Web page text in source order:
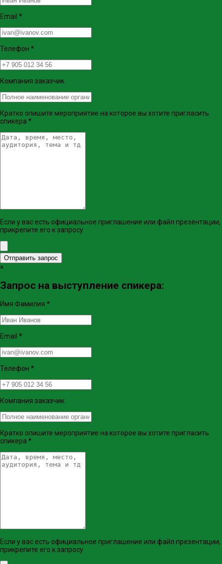
Email *
Телефон *
Компания заказчик
Кратко опишите мероприятие на которое вы хотите пригласить
спикера *
Если у вас есть официальное приглашение или файл презентации,
прикрепите его к запросу
Отправить запрос
×
Запрос на выступление спикера:
Имя Фамилия *
Email *
Телефон *
Компания заказчик
Кратко опишите мероприятие на которое вы хотите пригласить
спикера *
Если у вас есть официальное приглашение или файл презентации,
прикрепите его к запросу